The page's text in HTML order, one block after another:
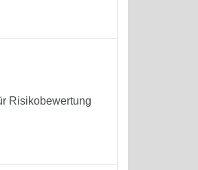
Risikobewertung